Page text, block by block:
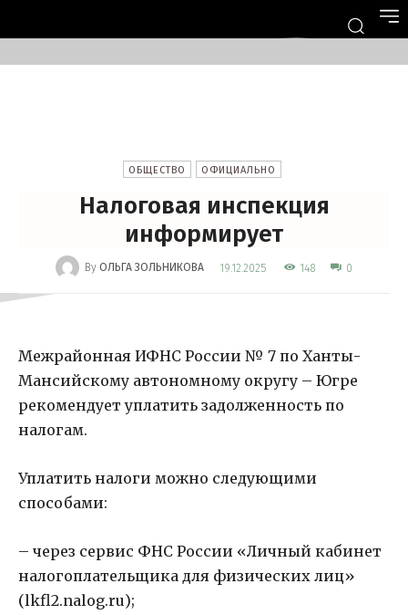
ОБЩЕСТВО ОФИЦИАЛЬНО
Налоговая инспекция
информирует
By ОЛЬГА ЗОЛЬНИКОВА 19.12.2025 148 0
Межрайонная ИФНС России № 7 по Ханты-
Мансийскому автономному округу – Югре
рекомендует уплатить задолженность по
налогам.
Уплатить налоги можно следующими
способами:
– через сервис ФНС России «Личный кабинет
налогоплательщика для физических лиц»
(lkfl2.nalog.ru);